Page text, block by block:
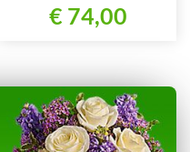
€ 74,00